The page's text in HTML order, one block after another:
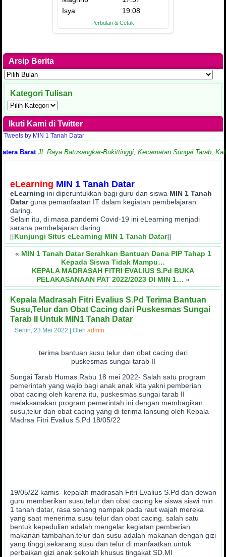
Arsip Berita
Arsip
Berita
Kategori Tulisan
Kategori
Tulisan
Ikuti Kami di Twitter
Tweets by MIN 1 Tanah Datar
Barat Jl. Raya Batusangkar-Bukittinggi, Kecamatan Sungai Tarab,
eLearning MIN 1 Tanah Datar
eLearning ini diperuntukkan bagi guru dan siswa MIN 1 Tanah
Datarguna pemanfaatan IT dalam kegiatan pembelajaran
daring.
Selain itu, di masa pandemi Covid-19 ini eLearning menjadi
sarana pembelajaran daring.
[[Kunjungi Situs eLearning MIN 1 Tanah Datar]]
« MIN 1 Tanah Datar Serahkan Bantuan Dana PIP Tahap 1
Kepada Siswa Tidak Mampu…
KEPALA MADRASAH FITRI EVALIUS S.Pd BUKA
PELAKASANAAN PAT 2022/2023 DI MIN 1… »
Kepala Madrasah Fitri Evalius S.Pd Terima Bantuan
Susu,Telur dan Obat Cacing dari Puskesmas Sungai
Tarab II Untuk MIN1 Tanah Datar
Senin, 23 Mei 2022 |Oleh admin
terima bantuan susu telur dan obat cacing dari
puskesmas sungai tarab II
Sungai Tarab Humas.Rabu 18 mei 2022- Salah satu program
pemerintah yang wajib bagi anak anak kita yakni pemberian
obat cacing oleh karena itu, puskesmas sungai tarab II
melaksanakan program pemerintah ini dengan membagikan
susu,telur dan obat cacing yang di terima lansung oleh Kepala
Madrsa Fitri Evalius S.Pd 18/05/22
19/05/22 kamis- kepalah madrasah Fitri Evalius S.Pd dan dewan
guru memberikan susu,telur dan obat cacing ke siswa siswi min
1 tanah datar, rasa senang nampak pada raut wajah mereka
yang saat menerima susu telur dan obat cacing. salah satu
bentuk kepedulian adalah mengelar kegiatan pemberian
makanan tambahan.telur dan susu adalah makanan dengan gizi
yang tinggi,sekarang susu dan telur di manfaatkan untuk
perbaikan gizi anak sekolah khusus tingakat SD.MI